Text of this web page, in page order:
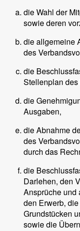
die Wahl der
sowie deren
die allgemeine
des
die
Stellenplan
die
Ausgaben,
die Abnahme
des
durch das
die
Darlehen, den
Ansprüche und
den Erwerb,
Grundstücken
sowie die